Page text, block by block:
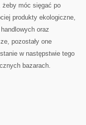
móc sięgać po
produkty ekologiczne,
oraz
pozostały one
w następstwie tego
bazarach.